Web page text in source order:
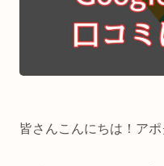
皆さんこんにちは！ア